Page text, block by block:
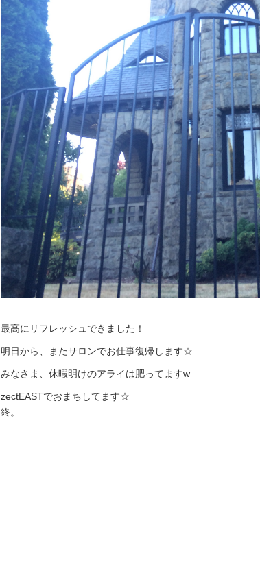
最高にリフレッシュできました！
明日から、またサロンでお仕事復帰します☆
みなさま、休暇明けのアライは肥ってますw
zectEASTでおまちしてます☆
終。